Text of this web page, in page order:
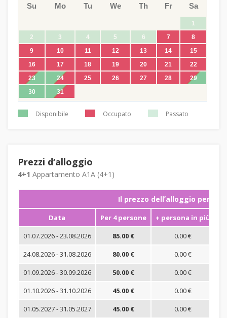
Su Mo Tu We Th Fr Sa
1
2
3 4 5 6 7
8
9
10 11 12 13 14
15
16
17 18 19 20 21
22
23
24 25 26 27 28
29
30
31
Disponibile Occupato Passato
Prezzi dʼalloggio
4+1 Appartamento A1A (4+1)
Il prezzo dellʼalloggio per
Data Per 4 persone + persona in più
01.07.2026 - 23.08.2026
85.00 €
0.00 €
24.08.2026 - 31.08.2026
80.00 €
0.00 €
01.09.2026 - 30.09.2026
50.00 €
0.00 €
01.10.2026 - 31.10.2026
45.00 €
0.00 €
01.05.2027 - 31.05.2027
45.00 €
0.00 €